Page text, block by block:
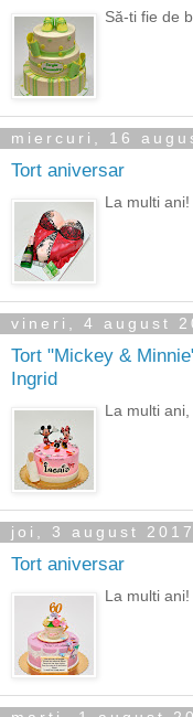
Să-ti fie de
miercuri, 16
Tort aniversar
La multi ani!
vineri, 4 august
Tort "Mickey &
Ingrid
La multi
joi, 3 august 2017
Tort aniversar
La multi ani!